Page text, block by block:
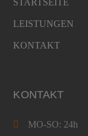
STARTSEITE
LEISTUNGEN
KONTAKT
KONTAKT
MO-SO: 24h